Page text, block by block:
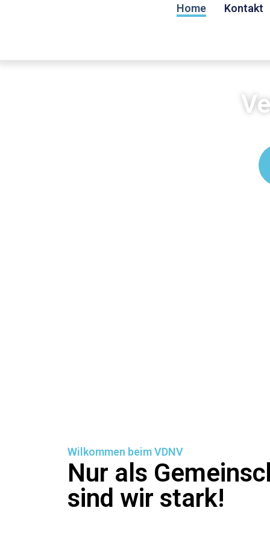
Home Kontakt
Wilkommen beim VDNV
Nur als
sind wir stark!